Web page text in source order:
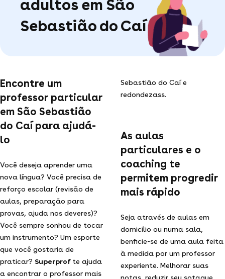
adultos em São
Sebastião do Caí
Encontre um
professor particular
em São Sebastião
do Caí para ajudá-
lo
Você deseja aprender uma
nova língua? Você precisa de
reforço escolar (revisão de
aulas, preparação para
provas, ajuda nos deveres)?
Você sempre sonhou de tocar
um instrumento? Um esporte
que você gostaria de
praticar? Superprof te ajuda
a encontrar o professor mais
Sebastião do Caí e
redondezass.
As aulas
particulares e o
coaching te
permitem progredir
mais rápido
Seja através de aulas em
domicílio ou numa sala,
benficie-se de uma aula feita
à medida por um professor
experiente. Melhorar suas